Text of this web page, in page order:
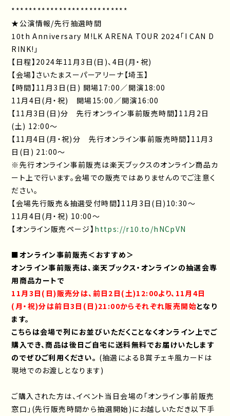
***************************
★公演情報/先行抽選時間
10th Anniversary M!LK ARENA TOUR 2024「I CAN D
RINK!」
【日程】2024年11月3日(日)、4日(月・祝)
【会場】さいたまスーパーアリーナ【埼玉】
【時間】11月3日(日) 開場17:00／開演18:00
11月4日(月・祝) 開場15:00／開演16:00
【11月3日(日)分 先行オンライン事前販売時間】11月2日
(土) 12:00～
【11月4日(月・祝)分 先行オンライン事前販売時間】11月3
日(日) 21:00～
※先行オンライン事前販売は楽天ブックスのオンライン商品カ
ート上で行います。会場での販売ではありませんのでご注意く
ださい。
【会場先行販売＆抽選受付時間】11月3日(日)10:30～
11月4日(月・祝) 10:00～
【オンライン販売ページ】 https://r10.to/hNCpVN
■オンライン事前販売＜おすすめ＞
オンライン事前販売は、楽天ブックス・オンラインの抽選会専
用商品カートで
11月3日(日)販売分は、前日2日(土)12:00より、11月4日
(月・祝)分は前日3日(日)21:00からそれぞれ販売開始となり
ます。
こちらは会場で列にお並びいただくことなくオンライン上でご
購入でき、商品は後日ご自宅に送料無料でお届けいたします
のでぜひご利用ください。 (抽選によるB賞チェキ風カードは
現地でのお渡しとなります)
ご購入された方は、イベント当日会場の「オンライン事前販売
窓口」(先行販売時間から抽選開始)にお越しいただき以下手